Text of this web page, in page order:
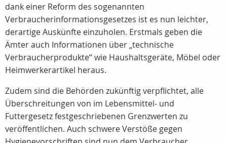
dank einer Reform des sogenannten
Verbraucherinformationsgesetzes ist es nun leichter,
derartige Auskünfte einzuholen. Erstmals geben die
Ämter auch Informationen über „technische
Verbraucherprodukte“ wie Haushaltsgeräte, Möbel oder
Heimwerkerartikel heraus.
Zudem sind die Behörden zukünftig verpflichtet, alle
Überschreitungen von im Lebensmittel- und
Futtergesetz festgeschriebenen Grenzwerten zu
veröffentlichen. Auch schwere Verstöße gegen